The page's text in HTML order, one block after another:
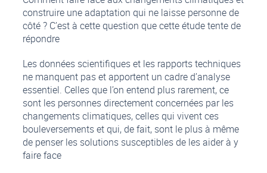
construire une adaptation qui ne laisse personne de
côté ? C’est à cette question que cette étude tente de
répondre
Les données scientifiques et les rapports techniques
ne manquent pas et apportent un cadre d’analyse
essentiel. Celles que l’on entend plus rarement, ce
sont les personnes directement concernées par les
changements climatiques, celles qui vivent ces
bouleversements et qui, de fait, sont le plus à même
de penser les solutions susceptibles de les aider à y
faire face